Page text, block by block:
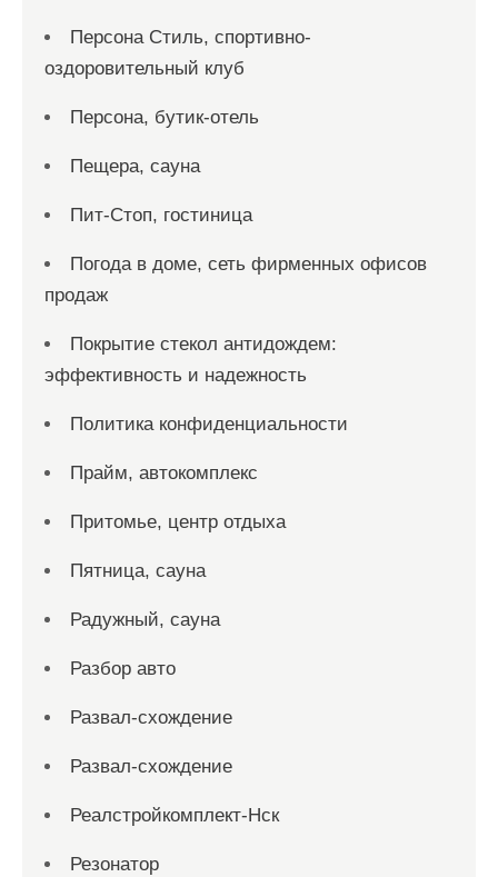
Персона Стиль, спортивно-
оздоровительный клуб
Персона, бутик-отель
Пещера, сауна
Пит-Стоп, гостиница
Погода в доме, сеть фирменных офисов
продаж
Покрытие стекол антидождем:
эффективность и надежность
Политика конфиденциальности
Прайм, автокомплекс
Притомье, центр отдыха
Пятница, сауна
Радужный, сауна
Разбор авто
Развал-схождение
Развал-схождение
Реалстройкомплект-Нск
Резонатор